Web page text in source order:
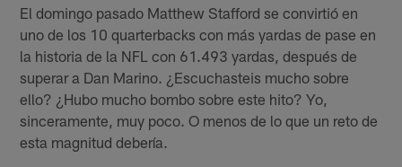
El domingo pasado Matthew Stafford se convirtió en
uno de los 10 quarterbacks con más yardas de pase en
la historia de la NFL con 61.493 yardas, después de
superar a Dan Marino. ¿Escuchasteis mucho sobre
ello? ¿Hubo mucho bombo sobre este hito? Yo,
sinceramente, muy poco. O menos de lo que un reto de
esta magnitud debería.